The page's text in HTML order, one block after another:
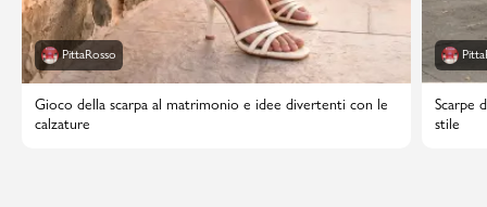
PittaRosso
Gioco della scarpa al matrimonio e idee divertenti con le
calzature
Scarpe
stile